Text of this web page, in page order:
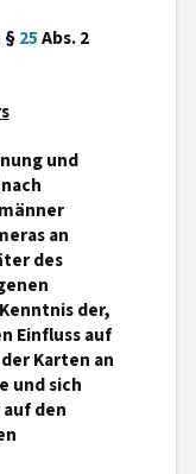
§25Abs. 2
und
an
des
der,
Einfluss auf
Karten an
und sich
den